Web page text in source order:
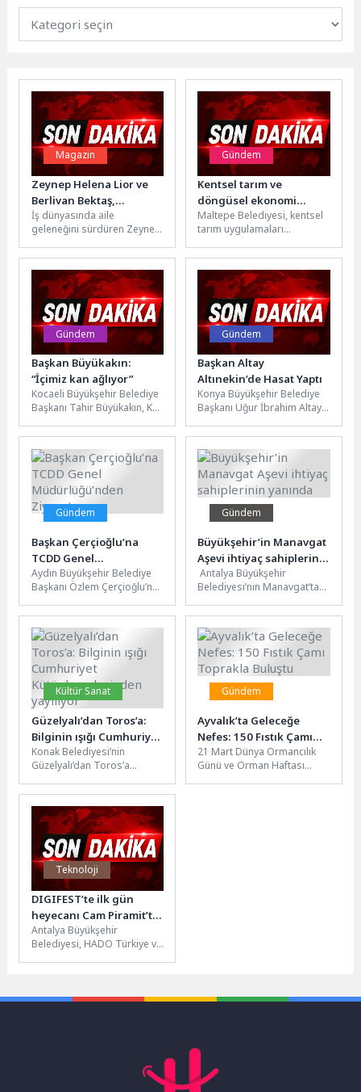
Magazin
Zeynep Helena Lior ve
Berlivan Bektaş,
Konstantinos Argiros
Konserinde Objektiflere
Yansıdı
İş dünyasında aile
geleneğini sürdüren Zeynep
sektörünün başarılı
isimlerinden Berlivan
Bektaş,...
Gündem
Kentsel tarım ve
döngüsel ekonomi
uygulamaları Maltepe’de
konuşuldu
Maltepe Belediyesi, kentsel
tarım uygulamaları
Etkinliğe Türkiye, Romanya
ve İspanya’dan katılan...
Gündem
Başkan Büyükakın:
“İçimiz kan ağlıyor”
Kocaeli Büyükşehir Belediye
Başkanı Tahir Büyükakın, KO-
Sergisi’nin açılışında yaptığı
konuşmada son...
Gündem
Başkan Altay
Altınekin’de Hasat Yaptı
Konya Büyükşehir Belediye
Başkanı Uğur İbrahim Altay,
yapan çiftçilerle bir araya
gelerek,...
Gündem
Başkan Çerçioğlu’na
TCDD Genel
Müdürlüğü’nden Ziyaret
Aydın Büyükşehir Belediye
Başkanı Özlem Çerçioğlu’nu,
Demiryolları Taşımacılık A.Ş.
Genel Müdür Yardımcısı...
Gündem
Büyükşehir’in Manavgat
Aşevi ihtiyaç sahiplerinin
yanında
Antalya Büyükşehir
Belediyesi’nin Manavgat’ta
sahibi vatandaşları her gün
üç çeşit sıcak...
Kültür Sanat
Güzelyalı’dan Toros’a:
Bilginin ışığı Cumhuriyet
Kütüphanelerinden
yayılıyor
Konak Belediyesi’nin
Güzelyalı’dan Toros’a
oluşturan Cumhuriyet
Kütüphaneleri, bir yıl gibi
kısa...
Gündem
Ayvalık’ta Geleceğe
Nefes: 150 Fıstık Çamı
Toprakla Buluştu
21 Mart Dünya Ormancılık
Günü ve Orman Haftası
Teknoloji
DIGIFEST’te ilk gün
heyecanı Cam Piramit’te
başladı
Antalya Büyükşehir
Belediyesi, HADO Türkiye ve